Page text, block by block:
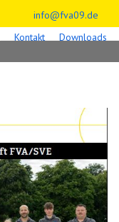
info@fva09.de
Kontakt
Downloads